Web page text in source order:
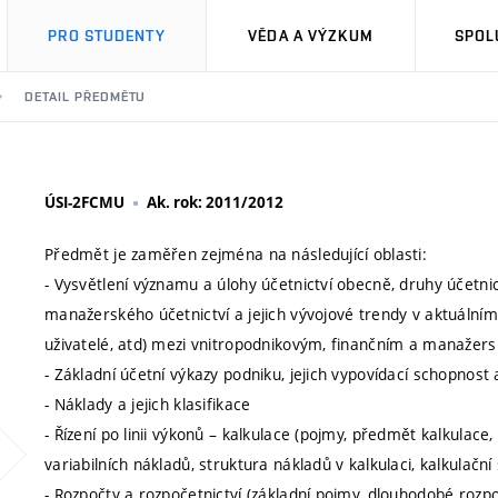
PRO STUDENTY VĚDA A VÝZKUM
DETAIL PŘEDMĚTU
ÚSI-2FCMU Ak. rok: 2011/2012
Předmět je zaměřen zejména na následující oblasti:
- Vysvětlení významu a úlohy účetnictví obecně, druhy
manažerského účetnictví a jejich vývojové trendy v
uživatelé, atd) mezi vnitropodnikovým, finančním a
- Základní účetní výkazy podniku, jejich vypovídací schopnost
- Náklady a jejich klasifikace
- Řízení po linii výkonů – kalkulace (pojmy, předmět
variabilních nákladů, struktura nákladů v kalkulaci,